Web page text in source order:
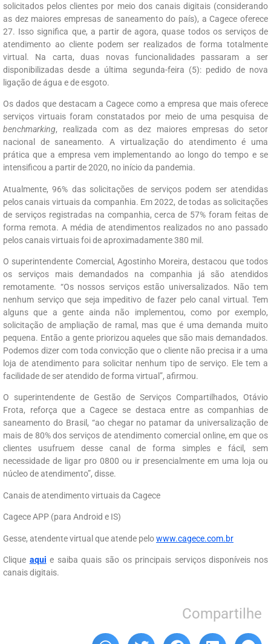
solicitados pelos clientes por meio dos canais digitais (considerando
as dez maiores empresas de saneamento do país), a Cagece oferece
27. Isso significa que, a partir de agora, quase todos os serviços de
atendimento ao cliente podem ser realizados de forma totalmente
virtual. Na carta, duas novas funcionalidades passaram a ser
disponibilizadas desde a última segunda-feira (5): pedido de nova
ligação de água e de esgoto.
Os dados que destacam a Cagece como a empresa que mais oferece
serviços virtuais foram constatados por meio de uma pesquisa de
benchmarking, realizada com as dez maiores empresas do setor
nacional de saneamento. A virtualização do atendimento é uma
prática que a empresa vem implementando ao longo do tempo e se
intensificou a partir de 2020, no início da pandemia.
Atualmente, 96% das solicitações de serviços podem ser atendidas
pelos canais virtuais da companhia. Em 2022, de todas as solicitações
de serviços registradas na companhia, cerca de 57% foram feitas de
forma remota. A média de atendimentos realizados no ano passado
pelos canais virtuais foi de aproximadamente 380 mil.
O superintendente Comercial, Agostinho Moreira, destacou que todos
os serviços mais demandados na companhia já são atendidos
remotamente. “Os nossos serviços estão universalizados. Não tem
nenhum serviço que seja impeditivo de fazer pelo canal virtual. Tem
alguns que a gente ainda não implementou, como por exemplo,
solicitação de ampliação de ramal, mas que é uma demanda muito
pequena. Então a gente priorizou aqueles que são mais demandados.
Podemos dizer com toda convicção que o cliente não precisa ir a uma
loja de atendimento para solicitar nenhum tipo de serviço. Ele tem a
facilidade de ser atendido de forma virtual”, afirmou.
O superintendente de Gestão de Serviços Compartilhados, Otávio
Frota, reforça que a Cagece se destaca entre as companhias de
saneamento do Brasil, “ao chegar no patamar da universalização de
mais de 80% dos serviços de atendimento comercial online, em que os
clientes usufruem desse canal de forma simples e fácil, sem
necessidade de ligar pro 0800 ou ir presencialmente em uma loja ou
núcleo de atendimento”, disse.
Canais de atendimento virtuais da Cagece
Cagece APP (para Android e IS)
Gesse, atendente virtual que atende pelowww.cagece.com.br
Clique aqui e saiba quais são os principais serviços disponíveis nos
canais digitais.
Compartilhe